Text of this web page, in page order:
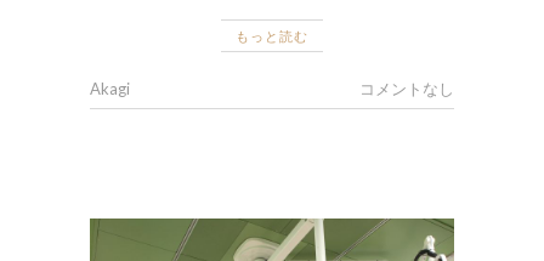
もっと読む
Akagi コメントなし